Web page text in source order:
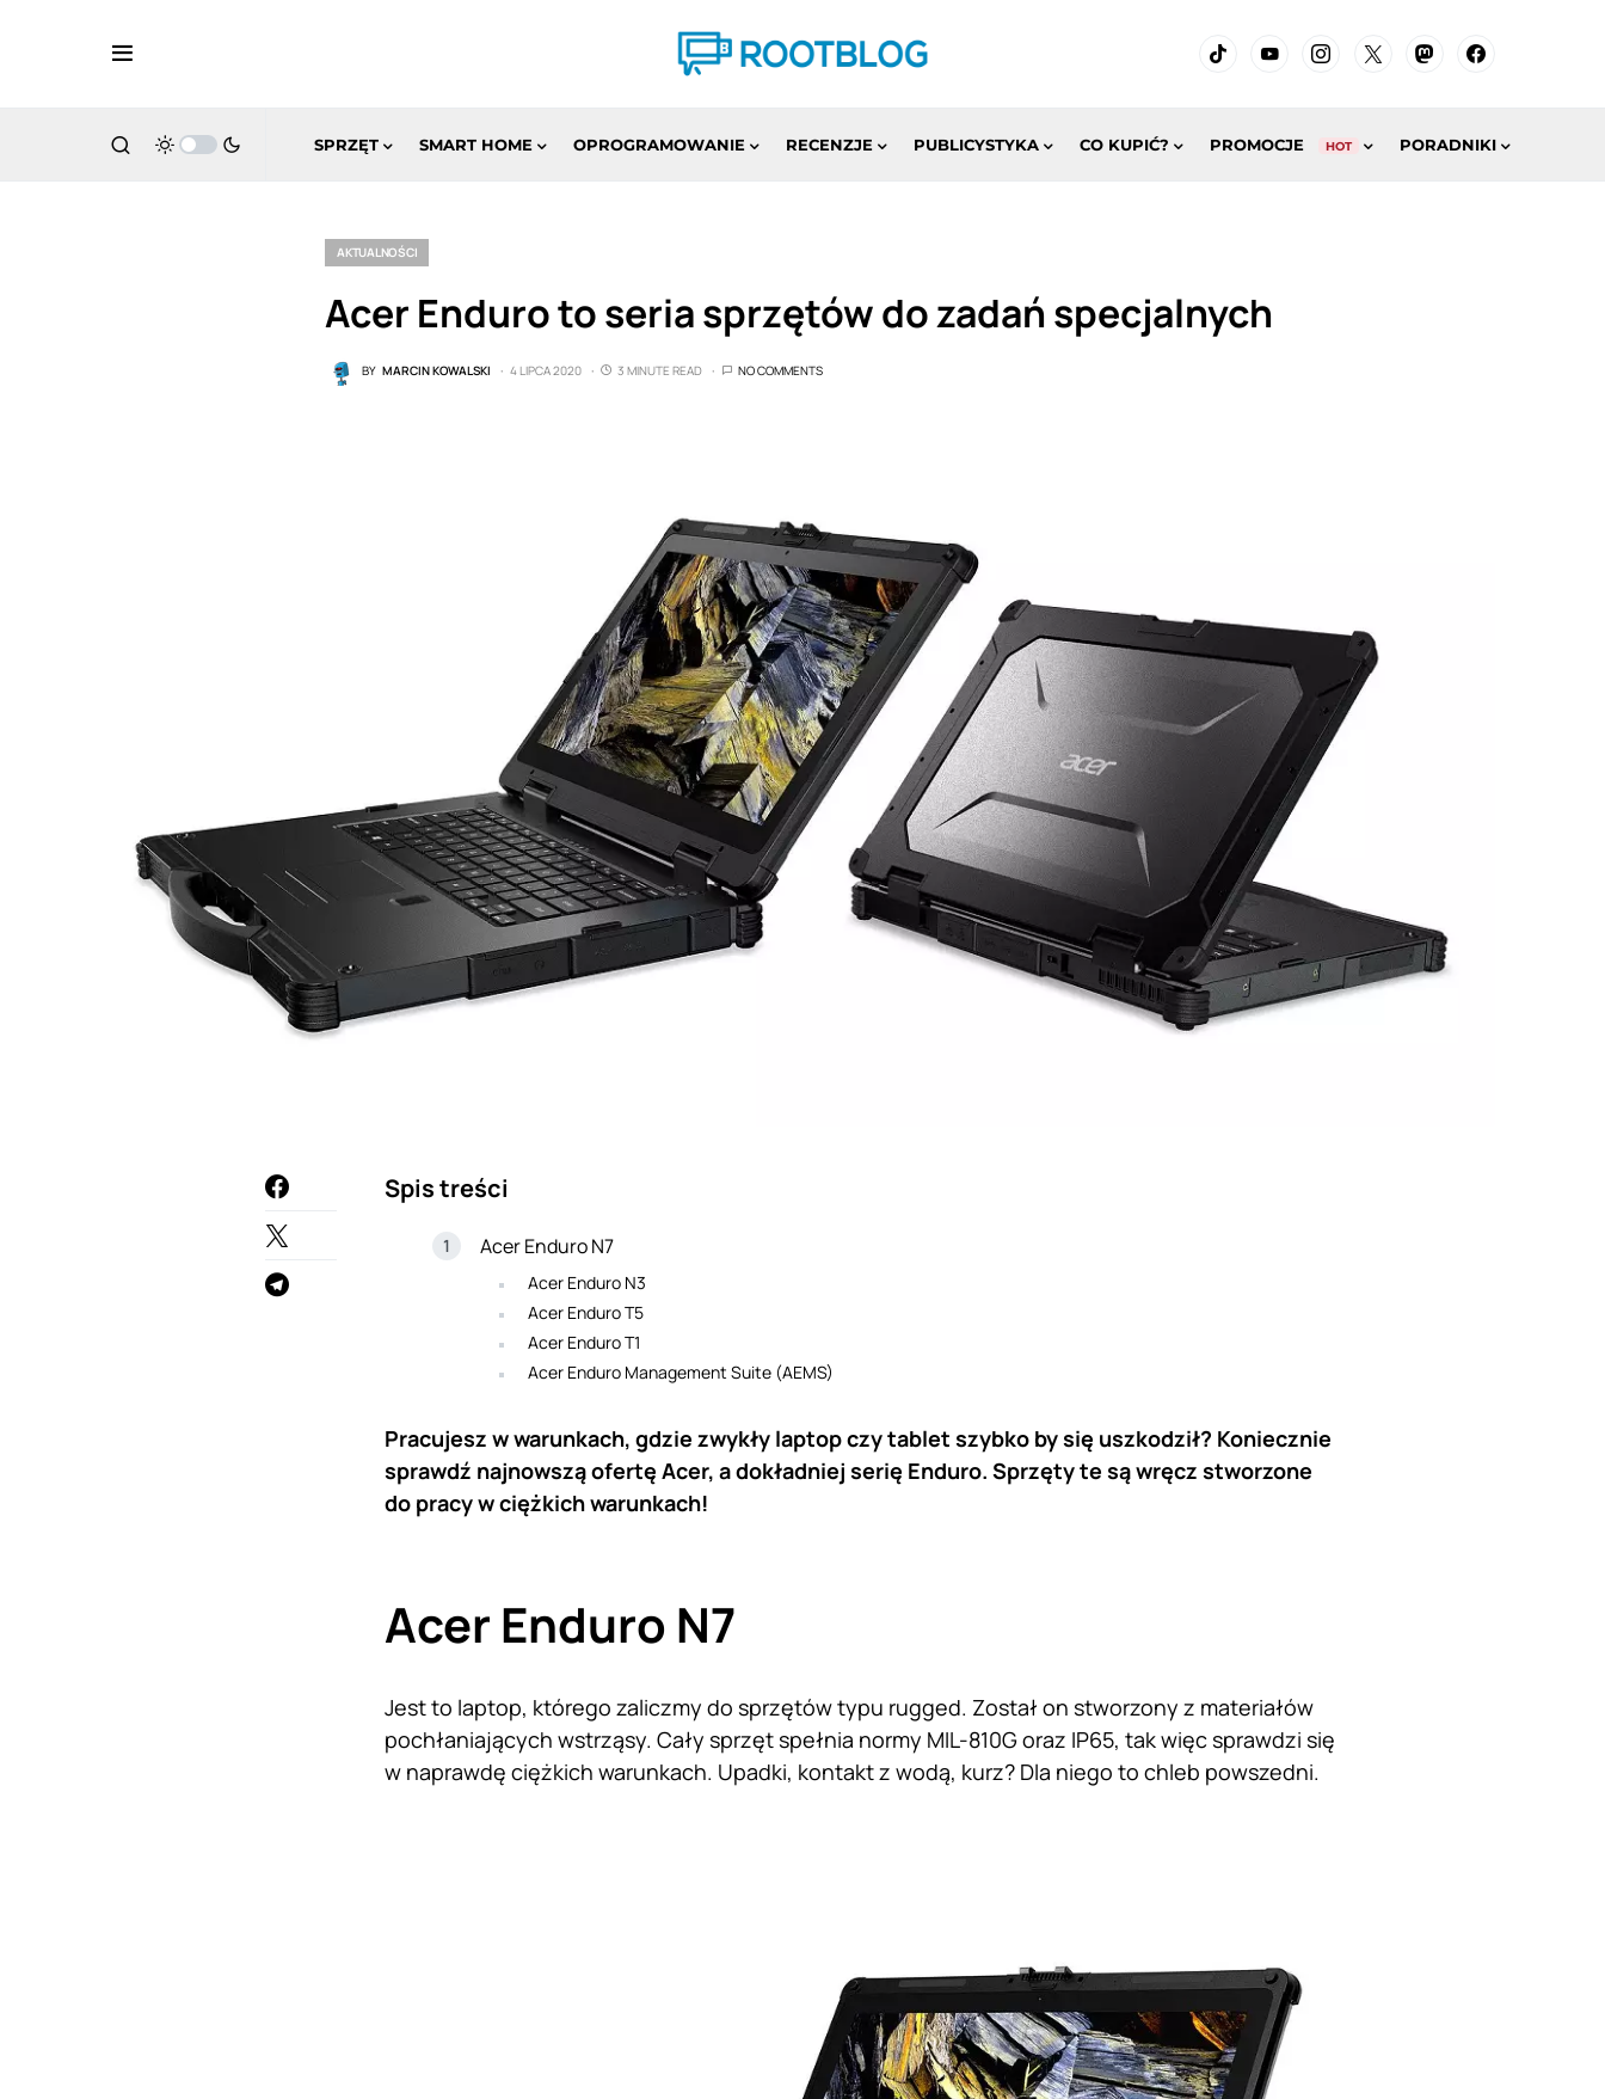
SPRZĘT SMART HOME OPROGRAMOWANIE RECENZJE PUBLICYSTYKA CO KUPIĆ? PROMOCJE HOT PORADNIKI
AKTUALNOŚCI
Acer Enduro to seria sprzętów do zadań specjalnych
BY MARCIN KOWALSKI 4 LIPCA 2020 3 MINUTE READ NO COMMENTS
Spis treści
Acer Enduro N7
Acer Enduro N3
Acer Enduro T5
Acer Enduro T1
Acer Enduro Management Suite (AEMS)
Pracujesz w warunkach, gdzie zwykły laptop czy tablet szybko by się uszkodził? Koniecznie
sprawdź najnowszą ofertę Acer, a dokładniej serię Enduro. Sprzęty te są wręcz stworzone
do pracy w ciężkich warunkach!
Acer Enduro N7
Jest to laptop, którego zaliczmy do sprzętów typu rugged. Został on stworzony z materiałów
pochłaniających wstrząsy. Cały sprzęt spełnia normy MIL-810G oraz IP65, tak więc sprawdzi się
w naprawdę ciężkich warunkach. Upadki, kontakt z wodą, kurz? Dla niego to chleb powszedni.